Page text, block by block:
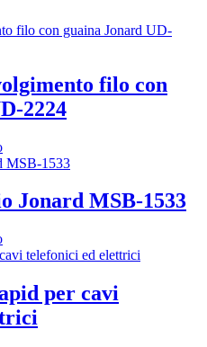
filo con
2224
Jonard MSB-1533
per cavi